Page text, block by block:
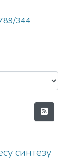
344
синтезу